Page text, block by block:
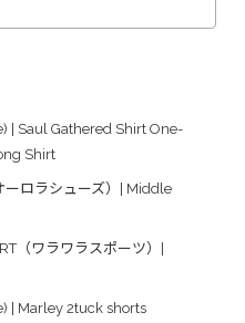
| Saul Gathered Shirt One-
Shirt
ーロラシューズ）| Middle
（ワラワラスポーツ）|
| Marley 2tuck shorts